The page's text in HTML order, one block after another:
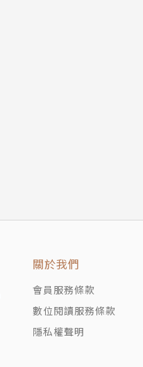
關於我們
會員服務條款
數位閱讀服務條款
隱私權聲明